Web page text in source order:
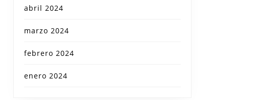
abril 2024
marzo 2024
febrero 2024
enero 2024